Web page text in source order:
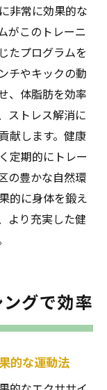
非常に効果的な
がこのトレーニ
たプログラムを
チやキックの動
、体脂肪を効率
ストレス解消に
献します。健康
定期的にトレー
の豊かな自然環
的に身体を鍛え
より充実した健
グで効率
的な運動法